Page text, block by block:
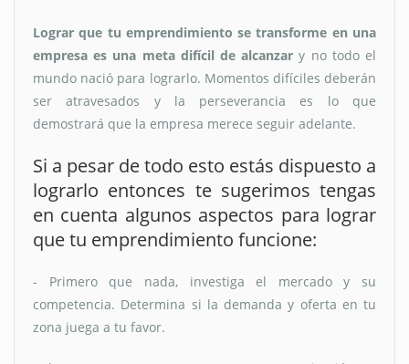
Lograr que tu emprendimiento se transforme en una
empresa es una meta difícil de alcanzar y no todo el
mundo nació para lograrlo. Momentos difíciles deberán
ser atravesados y la perseverancia es lo que
demostrará que la empresa merece seguir adelante.
Si a pesar de todo esto estás dispuesto a
lograrlo entonces te sugerimos tengas
en cuenta algunos aspectos para lograr
que tu emprendimiento funcione:
- Primero que nada, investiga el mercado y su
competencia. Determina si la demanda y oferta en tu
zona juega a tu favor.